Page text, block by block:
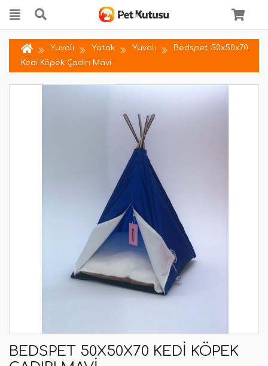
Yuvalı Yatak Yuvalı
Bedspet 50x50x70
Kedi Köpek Çadırı Mavi
BEDSPET 50X50X70 KEDI KÖPEK